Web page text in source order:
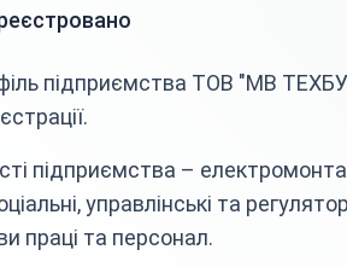
підприємства ТОВ "МВ
підприємства –
управлінські та
праці та персонал.